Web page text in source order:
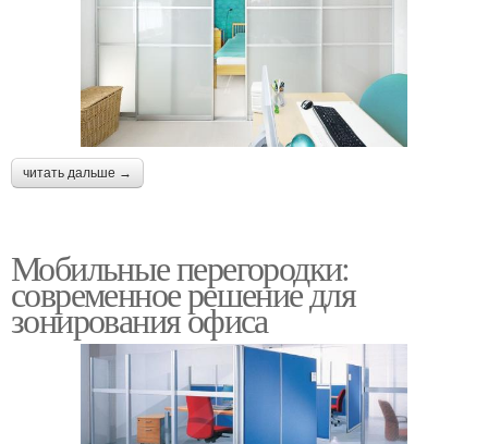
читать дальше →
Мобильные перегородки:
современное решение для
зонирования офиса